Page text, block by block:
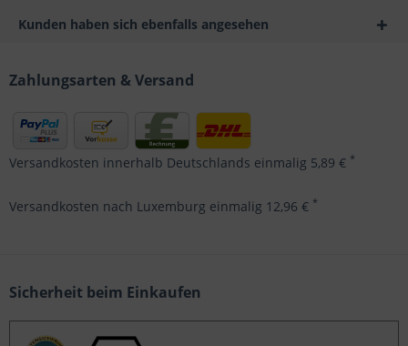
Kunden haben sich ebenfalls angesehen
Zahlungsarten & Versand
Versandkosten innerhalb Deutschlands einmalig 5,89 € *
Versandkosten nach Luxemburg einmalig 12,96 € *
Sicherheit beim Einkaufen